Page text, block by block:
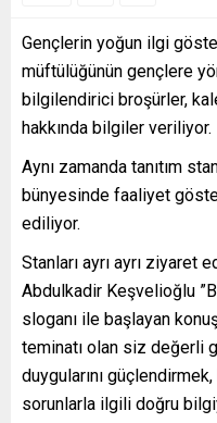
Gençlerin yoğun ilgi
müftülüğünün gençlere
bilgilendirici broşürler,
hakkında bilgiler veriliyor.
Aynı zamanda tanıtım
bünyesinde faaliyet
ediliyor.
Stanları ayrı ayrı ziyaret
Abdulkadir Keşvelioğlu
sloganı ile başlayan
teminatı olan siz değerli
duygularını
sorunlarla ilgili doğru